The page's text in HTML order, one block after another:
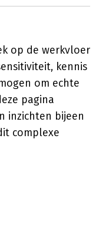
op de werkvloer
kennis
om echte
pagina
inzichten bijeen
complexe